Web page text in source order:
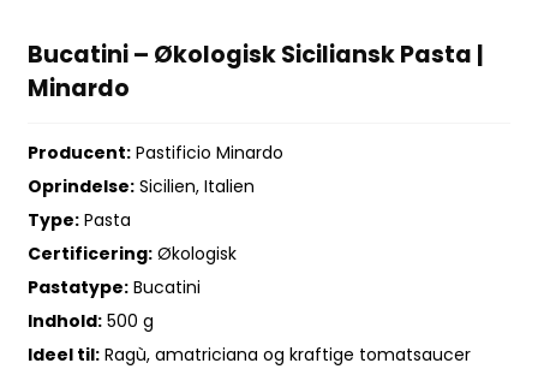
Bucatini – Økologisk Siciliansk Pasta |
Minardo
Producent: Pastificio Minardo
Oprindelse: Sicilien, Italien
Type: Pasta
Certificering: Økologisk
Pastatype: Bucatini
Indhold: 500 g
Ideel til: Ragù, amatriciana og kraftige tomatsaucer